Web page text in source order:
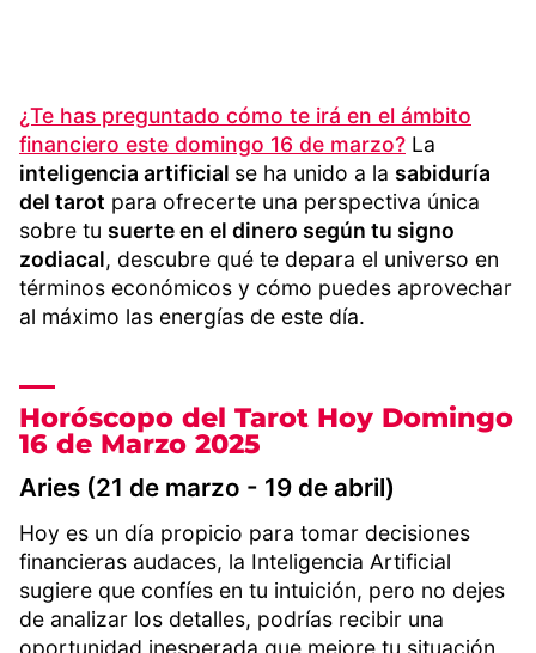
¿Te has preguntado cómo te irá en el ámbito
financiero este domingo 16 de marzo? La
inteligencia artificial se ha unido a la sabiduría
del tarot para ofrecerte una perspectiva única
sobre tu suerte en el dinero según tu signo
zodiacal, descubre qué te depara el universo en
términos económicos y cómo puedes aprovechar
al máximo las energías de este día.
Horóscopo del Tarot Hoy Domingo
16 de Marzo 2025
Aries (21 de marzo - 19 de abril)
Hoy es un día propicio para tomar decisiones
financieras audaces, la Inteligencia Artificial
sugiere que confíes en tu intuición, pero no dejes
de analizar los detalles, podrías recibir una
oportunidad inesperada que mejore tu situación